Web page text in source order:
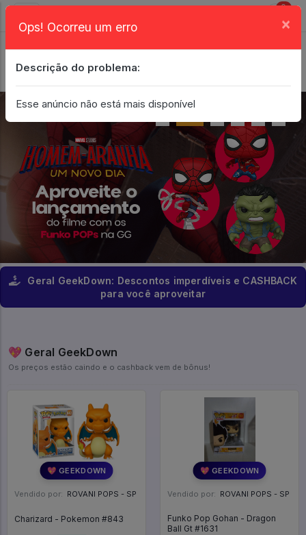
0
Geral GeekDown: Descontos imperdíveis e CASHBACK
para você aproveitar
💖 Geral GeekDown
Os preços estão caindo e o cashback vem de bônus!
💖 GEEKDOWN
Vendido por: ROVANI POPS - SP
Charizard - Pokemon #843
💖 GEEKDOWN
Vendido por: ROVANI POPS - SP
Funko Pop Gohan - Dragon
Ball Gt #1631
Ops! Ocorreu um erro ×
Descrição do problema:
Esse anúncio não está mais disponível